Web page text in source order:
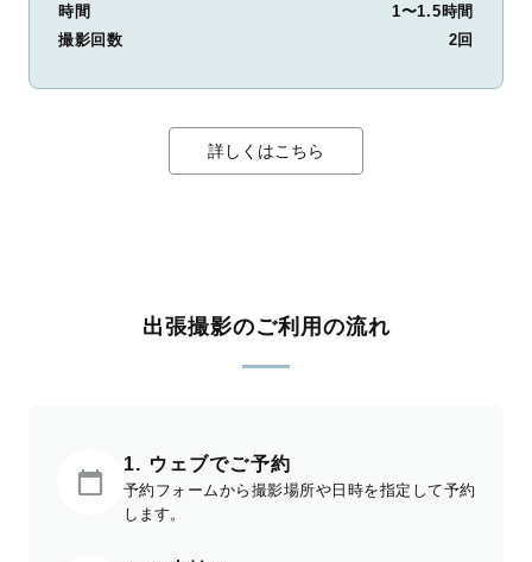
時間
1〜1.5時間
撮影回数
2回
詳しくはこちら
出張撮影のご利用の流れ
1. ウェブでご予約
予約フォームから撮影場所や日時を指定して予約
します。